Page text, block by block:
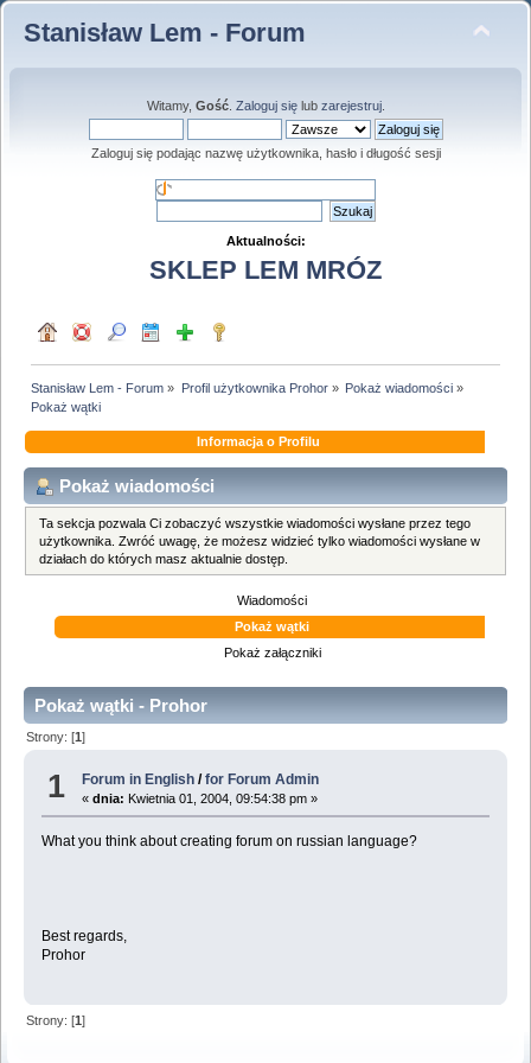
Stanisław Lem - Forum
Witamy, Gość. Zaloguj sięlub zarejestruj.
Zaloguj się podając nazwę użytkownika, hasło i długość sesji
Aktualności:
SKLEP LEM MRÓZ
Stanisław Lem - Forum » Profil użytkownika Prohor» Pokaż wiadomości»
Pokaż wątki
Informacja o Profilu
Pokaż wiadomości
Ta sekcja pozwala Ci zobaczyć wszystkie wiadomości wysłane przez tego
użytkownika. Zwróć uwagę, że możesz widzieć tylko wiadomości wysłane w
działach do których masz aktualnie dostęp.
Wiadomości
Pokaż wątki
Pokaż załączniki
Pokaż wątki - Prohor
Strony: [1]
1 Forum in English /for Forum Admin
«dnia: Kwietnia 01, 2004, 09:54:38 pm »
What you think about creating forum on russian language?
Best regards,
Prohor
Strony: [1]